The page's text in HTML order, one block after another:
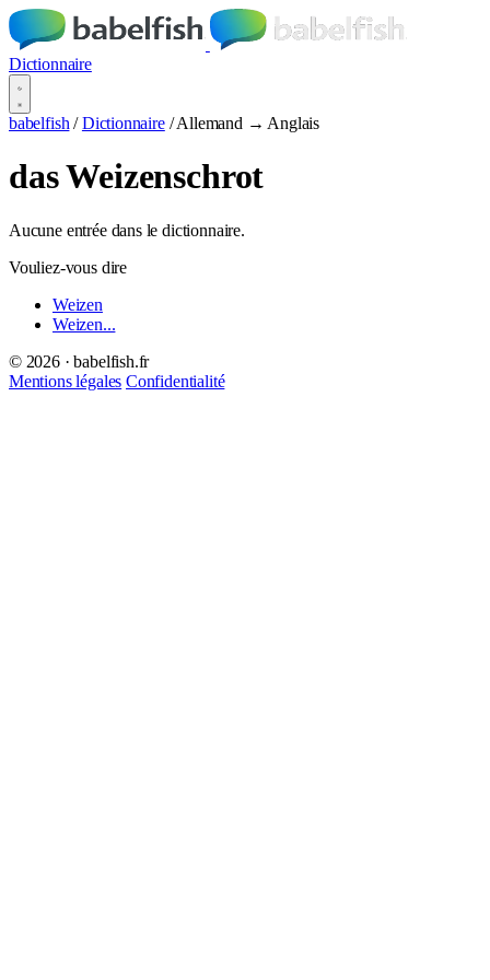
Dictionnaire
babelfish / Dictionnaire / Allemand → Anglais
das Weizenschrot
Aucune entrée dans le dictionnaire.
Vouliez-vous dire
Weizen
Weizen...
© 2026 · babelfish.fr
Mentions légales Confidentialité